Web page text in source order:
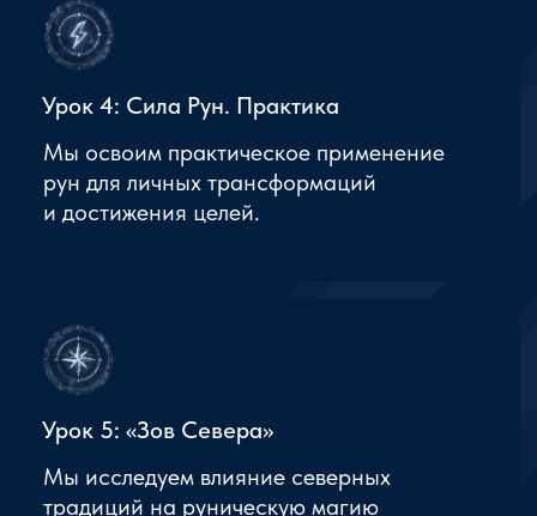
Развитие личных способностей
и самопознания через изучение древней
Мы поддерживаем тебя на каждом этапе
пути, помогая раскрывать твой полный
потенциал.
Подробнее о школе
Об учениках